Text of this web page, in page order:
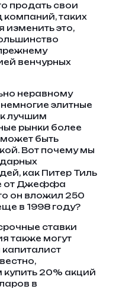
продать свои
компаний, таких
изменить это,
венчурных
неравному
элитные
лучшим
рынки более
быть
Вот почему мы
как Питер Тиль
от Джеффа
он вложил 250
в 1998 году?
ставки
также могут
капиталист
20% акций
в